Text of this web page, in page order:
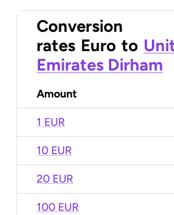
Conversion
rates Euro to
Emirates Dirham
Amount
1 EUR
10 EUR
20 EUR
100 EUR